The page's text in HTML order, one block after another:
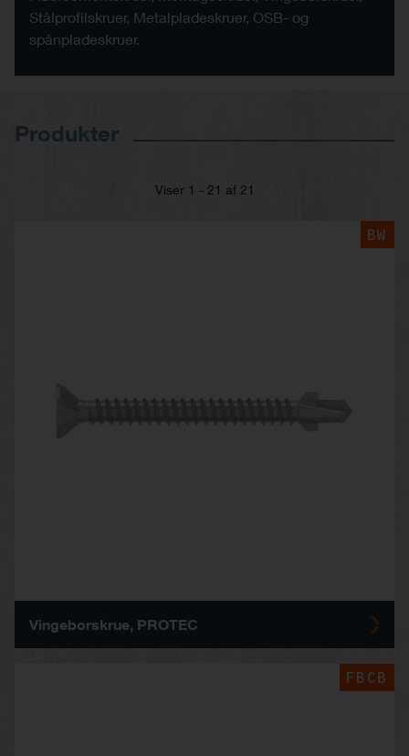
Stålprofilskruer, Metalpladeskruer, OSB- og
spånpladeskruer.
Produkter
Viser 1 - 21 af 21
BW
Vingeborskrue, PROTEC
FBCB